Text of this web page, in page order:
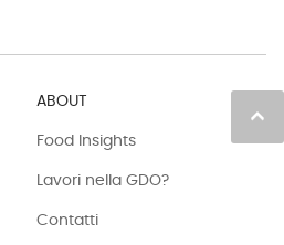
keyboard_arrow_up
ABOUT
Food Insights
Lavori nella GDO?
Contatti